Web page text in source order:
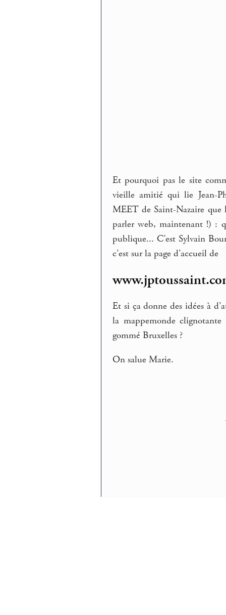
Et pourquoi pas le site
vieille amitié qui lie Jean-
MEET de Saint-Nazaire que
parler web, maintenant !) :
publique... C’est Sylvain
c’est sur la page d’accueil de
Et si ça donne des idées à
la mappemonde
gommé Bruxelles ?
On salue Marie.